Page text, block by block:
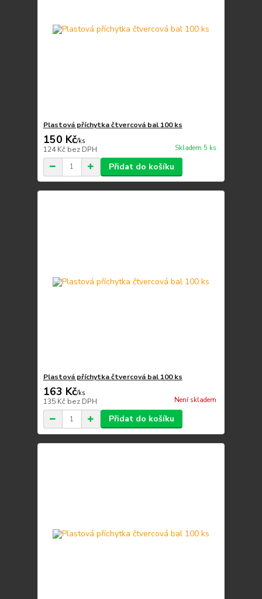
Plastová příchytka čtvercová bal 100 ks
150 Kč/ks
124 Kč bez DPH Skladem 5 ks
Přidat do košíku
Plastová příchytka čtvercová bal 100 ks
163 Kč/ks
135 Kč bez DPH Není skladem
Přidat do košíku